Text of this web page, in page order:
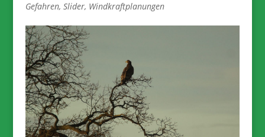
Gefahren, Slider, Windkraftplanungen